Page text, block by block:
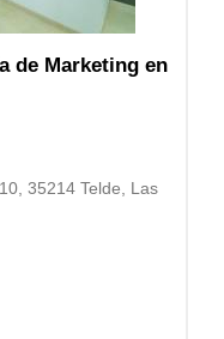
de Marketing en
35214 Telde, Las